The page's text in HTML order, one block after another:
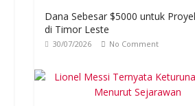
Dana Sebesar $5000 untuk
di Timor Leste
30/07/2026 No Comment